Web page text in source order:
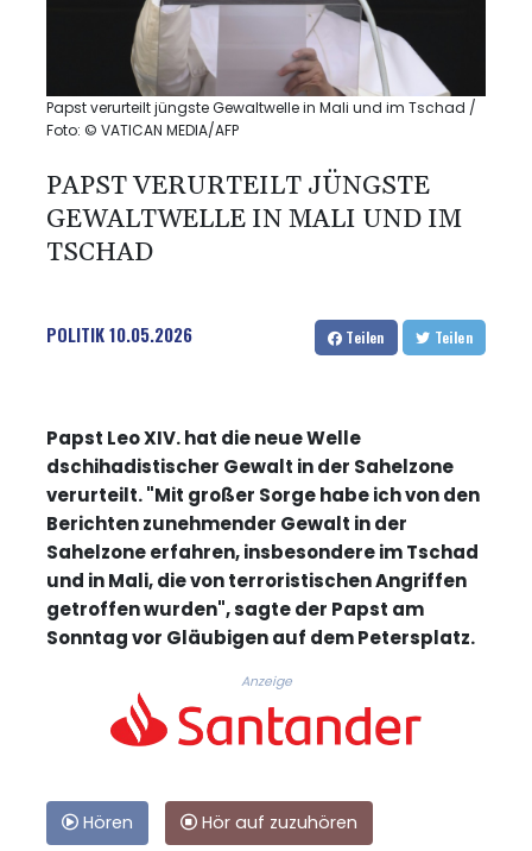
Papst verurteilt jüngste Gewaltwelle in Mali und im Tschad /
Foto: © VATICAN MEDIA/AFP
PAPST VERURTEILT JÜNGSTE
GEWALTWELLE IN MALI UND IM
TSCHAD
POLITIK10.05.2026 Teilen Teilen
Papst Leo XIV. hat die neue Welle
dschihadistischer Gewalt in der Sahelzone
verurteilt. "Mit großer Sorge habe ich von den
Berichten zunehmender Gewalt in der
Sahelzone erfahren, insbesondere im Tschad
und in Mali, die von terroristischen Angriffen
getroffen wurden", sagte der Papst am
Sonntag vor Gläubigen auf dem Petersplatz.
Anzeige
Hören
Hör auf zuzuhören